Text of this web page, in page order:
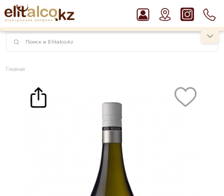
наименований!
instagram.com/rojo.kz
Рекомендуем
Ром Captain Morgan White 37,5%
Джин Gordon`s London Dry Gin 37,5%
Пиво Guinness Draught 4,2% Can
Виски Talisker 10 YO Malt 45,8% in Box
Главная